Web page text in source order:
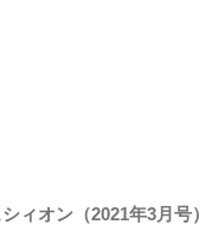
ィオン（2021年3月号）